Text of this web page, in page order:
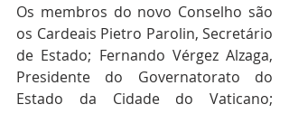
Os membros do novo Conselho são
os Cardeais Pietro Parolin, Secretário
de Estado; Fernando Vérgez Alzaga,
Presidente do Governatorato do
Estado da Cidade do Vaticano;